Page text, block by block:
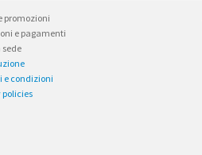
promozioni
e pagamenti
sede
e condizioni
policies